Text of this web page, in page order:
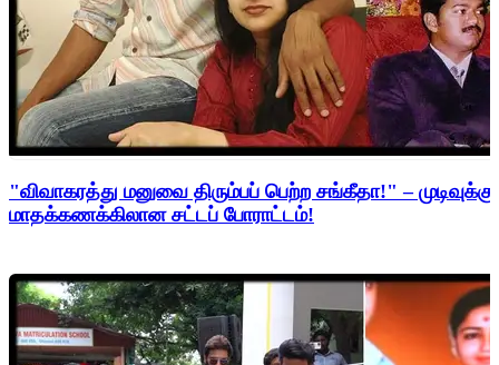
"விவாகரத்து மனுவை திரும்பப் பெற்ற சங்கீதா!" –
மாதக்கணக்கிலான சட்டப் போராட்டம்!